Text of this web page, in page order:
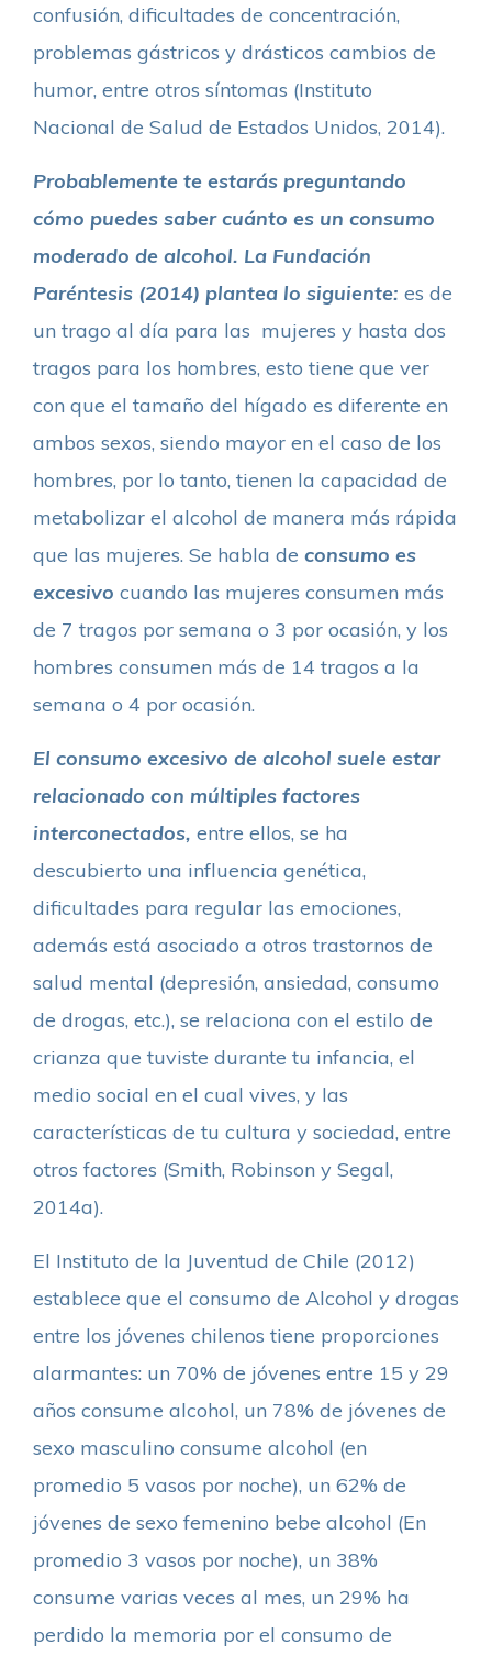
confusión, dificultades de concentración,
problemas gástricos y drásticos cambios de
humor, entre otros síntomas (Instituto
Nacional de Salud de Estados Unidos, 2014).
Probablemente te estarás preguntando
cómo puedes saber cuánto es un consumo
moderado de alcohol. La Fundación
Paréntesis (2014) plantea lo siguiente: es de
un trago al día para las mujeres y hasta dos
tragos para los hombres, esto tiene que ver
con que el tamaño del hígado es diferente en
ambos sexos, siendo mayor en el caso de los
hombres, por lo tanto, tienen la capacidad de
metabolizar el alcohol de manera más rápida
que las mujeres. Se habla de consumo es
excesivo cuando las mujeres consumen más
de 7 tragos por semana o 3 por ocasión, y los
hombres consumen más de 14 tragos a la
semana o 4 por ocasión.
El consumo excesivo de alcohol suele estar
relacionado con múltiples factores
interconectados, entre ellos, se ha
descubierto una influencia genética,
dificultades para regular las emociones,
además está asociado a otros trastornos de
salud mental (depresión, ansiedad, consumo
de drogas, etc.), se relaciona con el estilo de
crianza que tuviste durante tu infancia, el
medio social en el cual vives, y las
características de tu cultura y sociedad, entre
otros factores (Smith, Robinson y Segal,
2014a).
El Instituto de la Juventud de Chile (2012)
establece que el consumo de Alcohol y drogas
entre los jóvenes chilenos tiene proporciones
alarmantes: un 70% de jóvenes entre 15 y 29
años consume alcohol, un 78% de jóvenes de
sexo masculino consume alcohol (en
promedio 5 vasos por noche), un 62% de
jóvenes de sexo femenino bebe alcohol (En
promedio 3 vasos por noche), un 38%
consume varias veces al mes, un 29% ha
perdido la memoria por el consumo de